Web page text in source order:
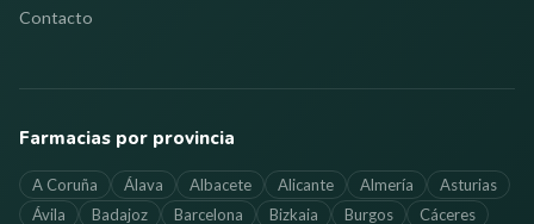
Contacto
Farmacias por provincia
A Coruña Álava Albacete Alicante Almería
Asturias
Ávila
Badajoz Barcelona Bizkaia Burgos Cáceres